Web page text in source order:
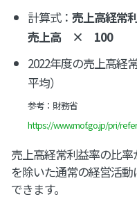
計算式： 売上高経
売上高 × 100
2022年度の売上高経
平均）
参考：財務省
https://www.mof.go.jp/pri/
売上高経常利益率の比
を除いた通常の経営活
できます。